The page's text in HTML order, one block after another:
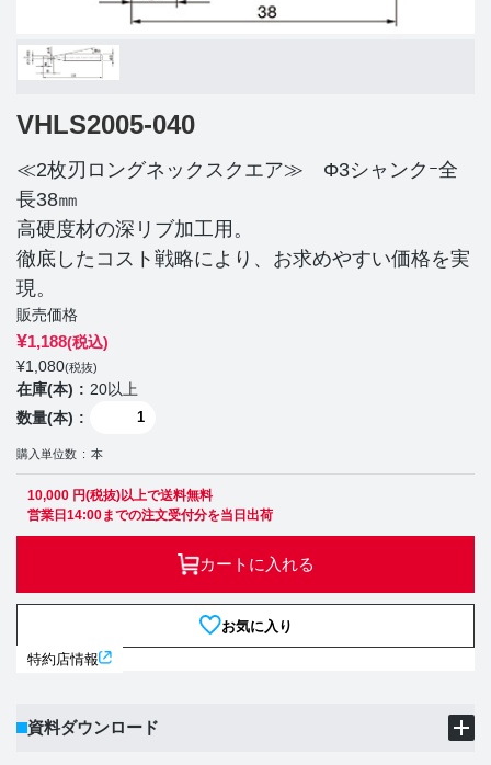
VHLS2005-040
≪2枚刃ロングネックスクエア≫ Φ3シャンクｰ全
長38㎜
高硬度材の深リブ加工用。
徹底したコスト戦略により、お求めやすい価格を実
現。
販売価格
¥1,188(税込)
¥1,080(税抜)
在庫(本)
20以上
数量(本)
購入単位数 本
10,000 円(税抜)以上で送料無料
営業日14:00までの注文受付分を当日出荷
カートに入れる
お気に入り
特約店情報
資料ダウンロード